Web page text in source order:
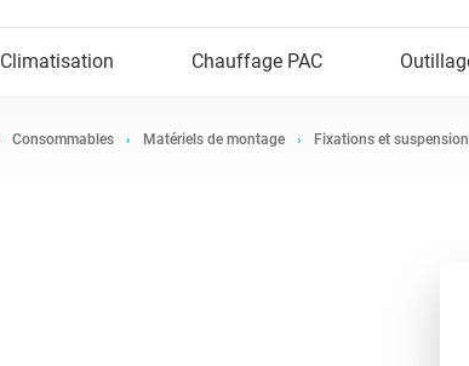
Climatisation Chauffage PAC
Consommables Matériels de montage Fixations et